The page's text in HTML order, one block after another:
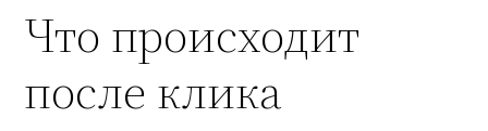
Что происходит
после клика